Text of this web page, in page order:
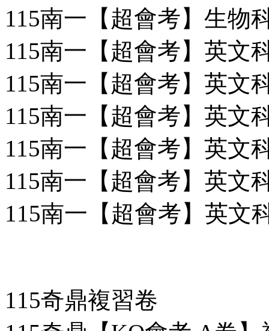
115南一【超會考】生物
115南一【超會考】英文
115南一【超會考】英文
115南一【超會考】英文
115南一【超會考】英文
115南一【超會考】英文
115南一【超會考】英文
115奇鼎複習卷